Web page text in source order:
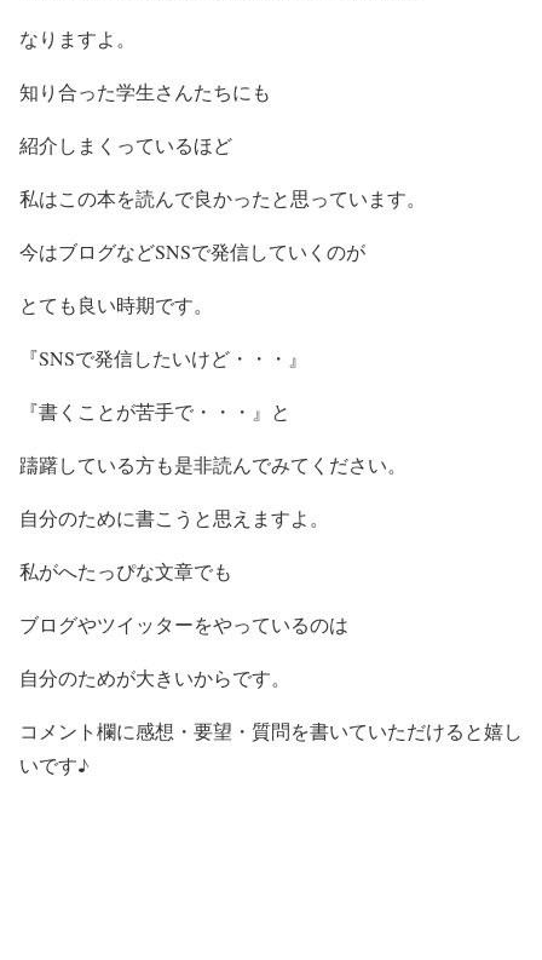
なりますよ。
知り合った学生さんたちにも
紹介しまくっているほど
私はこの本を読んで良かったと思っています。
今はブログなどSNSで発信していくのが
とても良い時期です。
『SNSで発信したいけど・・・』
『書くことが苦手で・・・』と
躊躇している方も是非読んでみてください。
自分のために書こうと思えますよ。
私がへたっぴな文章でも
ブログやツイッターをやっているのは
自分のためが大きいからです。
コメント欄に感想・要望・質問を書いていただけると嬉し
いです♪